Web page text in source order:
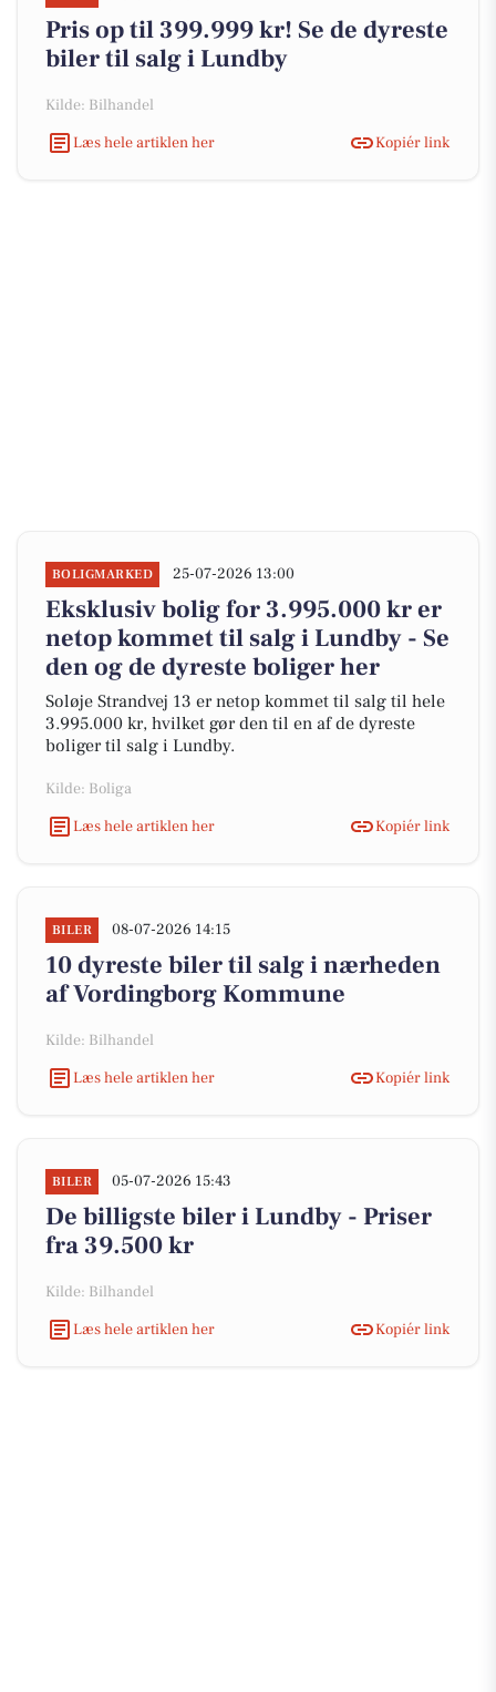
Pris op til 399.999 kr! Se de dyreste
biler til salg i Lundby
Kilde: Bilhandel
Læs hele artiklen her
Kopiér link
BOLIGMARKED 25-07-2026 13:00
Eksklusiv bolig for 3.995.000 kr er
netop kommet til salg i Lundby - Se
den og de dyreste boliger her
Soløje Strandvej 13 er netop kommet til salg til hele
3.995.000 kr, hvilket gør den til en af de dyreste
boliger til salg i Lundby.
Kilde: Boliga
Læs hele artiklen her
Kopiér link
BILER 08-07-2026 14:15
10 dyreste biler til salg i nærheden
af Vordingborg Kommune
Kilde: Bilhandel
Læs hele artiklen her
Kopiér link
BILER 05-07-2026 15:43
De billigste biler i Lundby - Priser
fra 39.500 kr
Kilde: Bilhandel
Læs hele artiklen her
Kopiér link